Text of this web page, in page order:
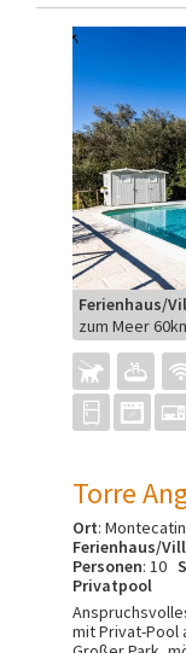
Ferienhaus/
zum Meer
Torre
Ort:
Ferienhaus/
Personen: 10
Privatpool
mit Privat-Pool